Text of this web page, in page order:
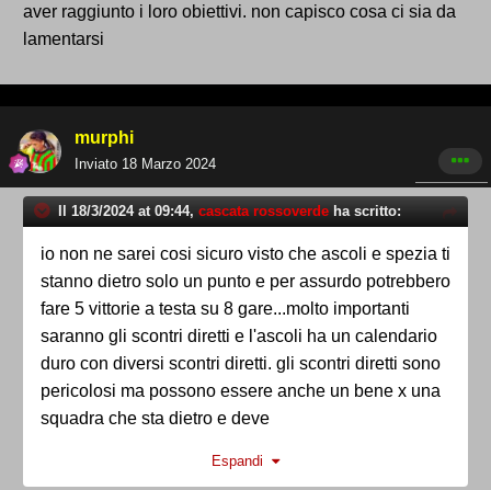
aver raggiunto i loro obiettivi. non capisco cosa ci sia da
lamentarsi
murphi
Inviato 18 Marzo 2024
Il 18/3/2024 at 09:44, cascata rossoverde ha scritto:
io non ne sarei cosi sicuro visto che ascoli e spezia ti
stanno dietro solo un punto e per assurdo potrebbero
fare 5 vittorie a testa su 8 gare...molto importanti
saranno gli scontri diretti e l'ascoli ha un calendario
duro con diversi scontri diretti. gli scontri diretti sono
pericolosi ma possono essere anche un bene x una
squadra che sta dietro e deve
tirare fuori il massimo dalle prossime 5 partite visto
Espandi